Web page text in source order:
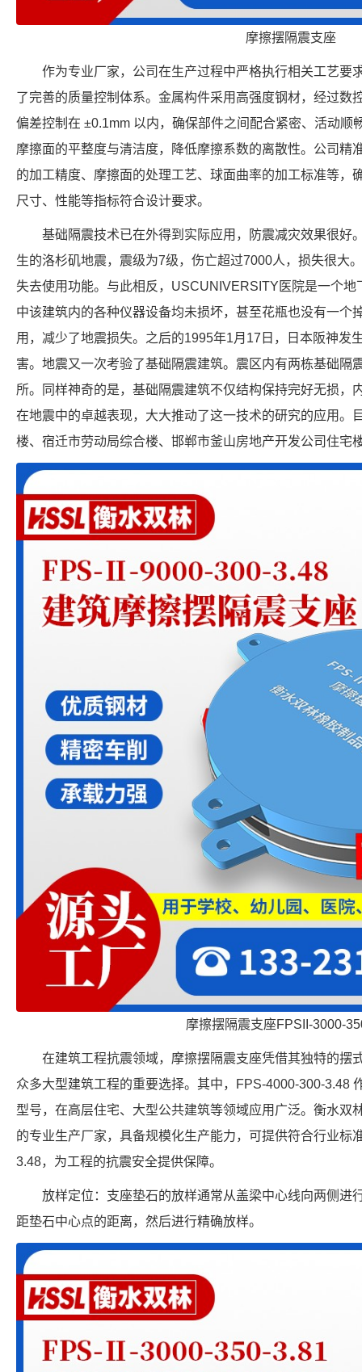
摩擦摆隔震支座
作为专业厂家，公司在生产过程中严格执行相关工艺要
了完善的质量控制体系。金属构件采用高强度钢材，经过数
偏差控制在 ±0.1mm 以内，确保部件之间配合紧密、活动顺
摩擦面的平整度与清洁度，降低摩擦系数的离散性。公司精
的加工精度、摩擦面的处理工艺、球面曲率的加工标准等，
尺寸、性能等指标符合设计要求。
基础隔震技术已在外得到实际应用，防震减灾效果很好
生的洛杉矶地震，震级为7级，伤亡超过7000人，损失很大
失去使用功能。与此相反，USCUNIVERSITY医院是一个
中该建筑内的各种仪器设备均未损坏，甚至花瓶也没有一个
用，减少了地震损失。之后的1995年1月17日，日本阪神发
害。地震又一次考验了基础隔震建筑。震区内有两栋基础隔
所。同样神奇的是，基础隔震建筑不仅结构保持完好无损，
在地震中的卓越表现，大大推动了这一技术的研究的应用。
楼、宿迁市劳动局综合楼、邯郸市釜山房地产开发公司住宅
摩擦摆隔震支座FPSII-3000-
在建筑工程抗震领域，摩擦摆隔震支座凭借其独特的摆
众多大型建筑工程的重要选择。其中，FPS-4000-300-3.48
型号，在高层住宅、大型公共建筑等领域应用广泛。衡水双
的专业生产厂家，具备规模化生产能力，可提供符合行业标
3.48，为工程的抗震安全提供保障。
放样定位：支座垫石的放样通常从盖梁中心线向两侧进
距垫石中心点的距离，然后进行精确放样。